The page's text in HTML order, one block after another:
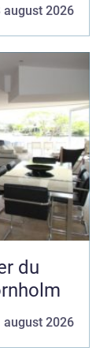
august 2026
august 2026